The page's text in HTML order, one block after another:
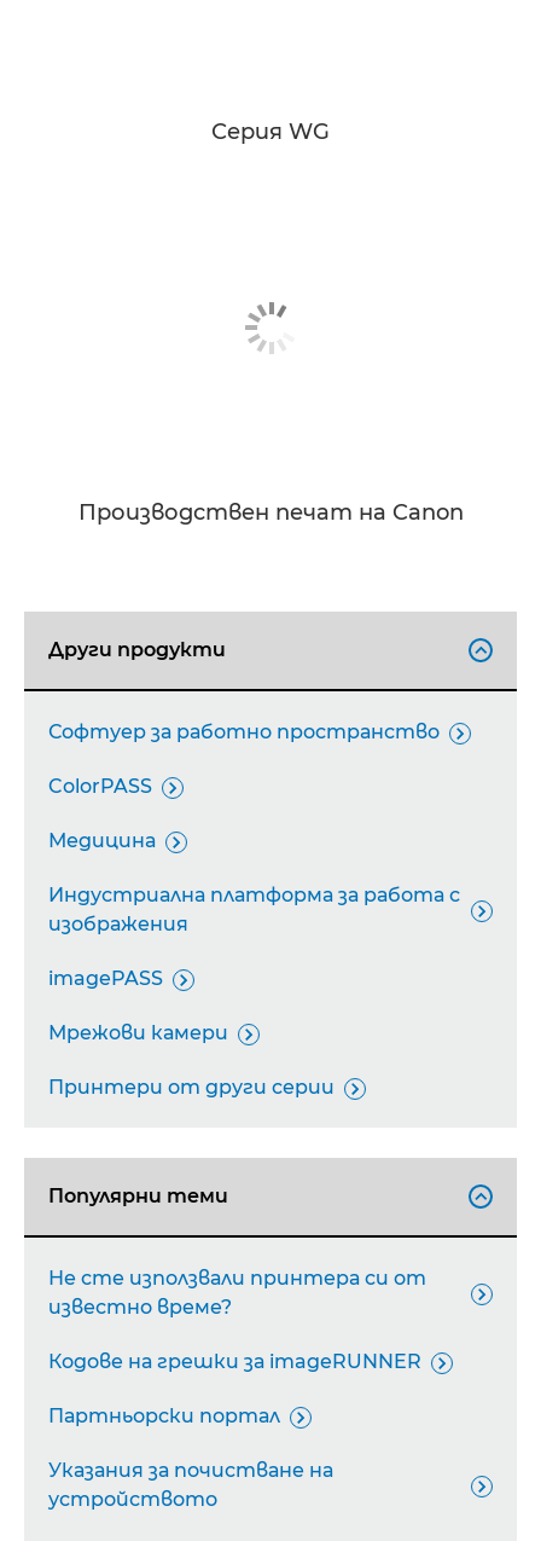
Серия WG
Производствен печат на Canon
Други продукти 
Софтуер за работно пространство 
ColorPASS 
Медицина 
Индустриална платформа за работа с
изображения

imagePASS 
Мрежови камери 
Принтери от други серии 
Популярни теми 
Не сте използвали принтера си от
известно време?

Кодове на грешки за imageRUNNER 
Партньорски портал 
Указания за почистване на
устройството
